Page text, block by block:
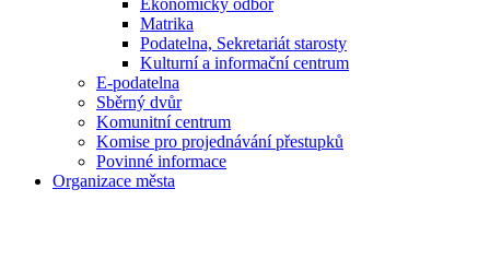
Ekonomický odbor
Matrika
Podatelna, Sekretariát starosty
Kulturní a informační centrum
E-podatelna
Sběrný dvůr
Komunitní centrum
Komise pro projednávání přestupků
Povinné informace
Organizace města